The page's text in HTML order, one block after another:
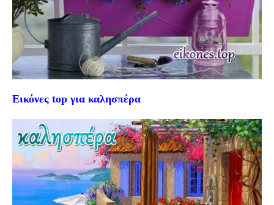
Εικόνες top για καλησπέρα